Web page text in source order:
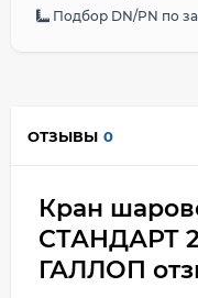
Подбор DN/PN по
ОТЗЫВЫ 0
Кран
СТАНДАРТ
ГАЛЛОП